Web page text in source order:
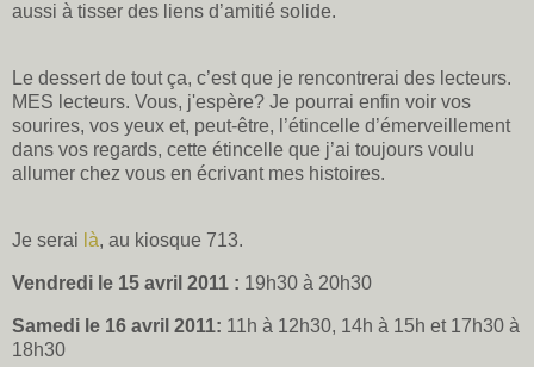
aussi à tisser des liens d’amitié solide.
Le dessert de tout ça, c’est que je rencontrerai des lecteurs.
MES lecteurs. Vous, j'espère? Je pourrai enfin voir vos
sourires, vos yeux et, peut-être, l’étincelle d’émerveillement
dans vos regards, cette étincelle que j’ai toujours voulu
allumer chez vous en écrivant mes histoires.
Je serai là, au kiosque 713.
Vendredi le 15 avril 2011 : 19h30 à 20h30
Samedi le 16 avril 2011: 11h à 12h30, 14h à 15h et 17h30 à
18h30